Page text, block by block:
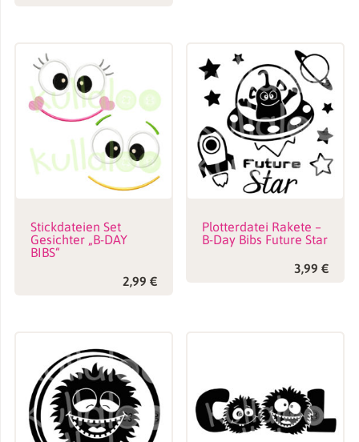
Stickdateien Set
Gesichter „B-DAY
BIBS“
2,99 €
Plotterdatei Rakete –
B-Day Bibs Future Star
3,99€